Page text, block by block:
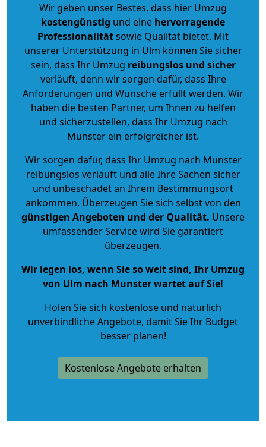
Wir geben unser Bestes, dass hier Umzug
kostengünstig und eine hervorragende
Professionalitätsowie Qualität bietet. Mit
unserer Unterstützung in Ulm können Sie sicher
sein, dass Ihr Umzug reibungslos und sicher
verläuft, denn wir sorgen dafür, dass Ihre
Anforderungen und Wünsche erfüllt werden. Wir
haben die besten Partner, um Ihnen zu helfen
und sicherzustellen, dass Ihr Umzug nach
Munster ein erfolgreicher ist.
Wir sorgen dafür, dass Ihr Umzug nach Munster
reibungslos verläuft und alle Ihre Sachen sicher
und unbeschadet an Ihrem Bestimmungsort
ankommen. Überzeugen Sie sich selbst von den
günstigen Angeboten und der Qualität. Unsere
umfassender Service wird Sie garantiert
überzeugen.
Wir legen los, wenn Sie so weit sind, Ihr Umzug
von Ulm nach Munster wartet auf Sie!
Holen Sie sich kostenlose und natürlich
unverbindliche Angebote, damit Sie Ihr Budget
besser planen!
Kostenlose Angebote erhalten